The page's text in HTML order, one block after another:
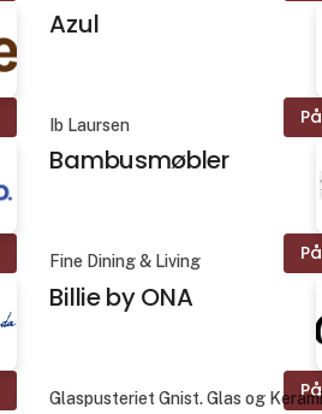
Azul
Ib Laursen
Bambusmøbler
Fine Dining & Living
Billie by ONA
Glaspusteriet Gnist. Glas og